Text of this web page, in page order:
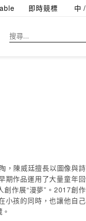
即時競標 中
，陳威廷擅長以圖像與
期作品運用了大量童年
作展“漫夢”。2017創
小孩的同時，也讓他自